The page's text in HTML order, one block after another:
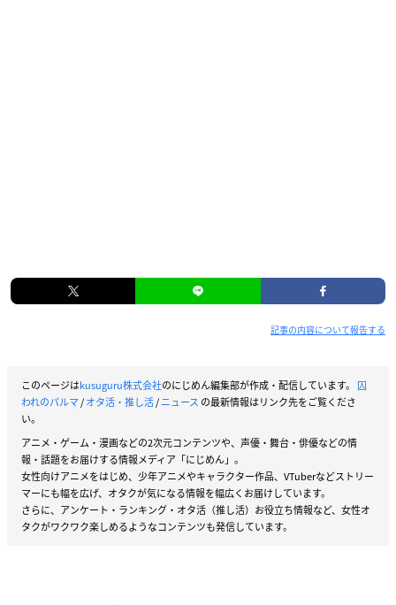
記事の内容について報告する
このページはkusuguru株式会社のにじめん編集部が作成・配信しています。 囚
われのパルマ/オタ活・推し活/ニュース の最新情報はリンク先をご覧くださ
い。
アニメ・ゲーム・漫画などの2次元コンテンツや、声優・舞台・俳優などの情
報・話題をお届けする情報メディア「にじめん」。
女性向けアニメをはじめ、少年アニメやキャラクター作品、VTuberなどストリー
マーにも幅を広げ、オタクが気になる情報を幅広くお届けしています。
さらに、アンケート・ランキング・オタ活（推し活）お役立ち情報など、女性オ
タクがワクワク楽しめるようなコンテンツも発信しています。